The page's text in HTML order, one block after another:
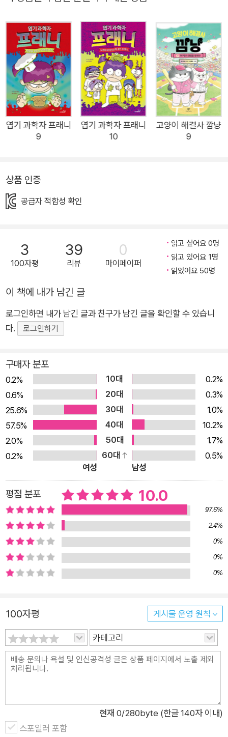
이책 센터에서 수여하는 ‘그리폰상’, ‘골든덕 과학도서상’을 수상
했을 뿐 아니라, 국제독서학회에서 추천하는 미국 아동 권장 도서
로도 선정된 바 있다. 몰입도를 높여 주는 심플한 그림과 채색, 프
래니가 만든 엽기적이지만 이유 있는 발명품들, 흥미로운 과학 실
험들은 어린이 독자들의 눈길을 사로잡기에 충분하다. 또한 속도
감 있는 흥미진진한 내용 전개로 ‘보는’ 그림책에서 ‘읽는’ 동화책
으로 넘어가는 시기의 어린이들에게 읽는 재미를 선사해 독서와
친근해지게 한다. <엽기 과학자 프래니>는 한번 만나는 순간 헤
어지기 싫은 친구, 아이들이 인정하는 매력적인 최고의 친구가 될
실험복을 즐겨 입고 머리도 늘 양 갈래로 질끈 묶는다. 엄마는 그
런 프래니에게 옷차림과 머리 모양을 조금만 더 신경 쓰면 모두
노력해왔던 것처럼 이번에도 엄마가 왜 외모 가꾸는 걸 좋아하는
지 알아내기 위해 엽기 실험을 시작한다. 하지만 그 과정에서 무
엇이든 쑥쑥 자라게 하는 약품을 발명하게 되고, 이 약으로 인해
욕심 많은 머리카락 괴물이 탄생한다. 닥치는 대로 먹어 치우는
당할 수 없는 일들이 벌어지고 만다. 있는 모습 그대로 존중하고
사랑할 줄 아는 프래니 프래니가 우연히 만들어 낸 머리카락 괴물
커지고 싶은 욕심에 눈이 멀어 프래니의 약을 훔치고 미용실과 동
물원을 돌아다니며 닥치는 대로 털을 먹어 치운다. 반면 프래니의
조수 이고르와 머리카락 조랑말은 곤경에 빠진 프래니를 도우려
다 머리카락 돼지에게 잡아먹히고 만다. 이번 이야기는 어린이 독
자들에게 다양한 생각거리를 전한다. 먼저 몸집이 커지려고 무엇
이든 닥치는 대로 집어삼키는 머리카락 괴물을 보며 ‘지나친 욕
심’에 대해 생각해 보게 된다. 누구든 크고 작은 욕심은 있게 마련
이다. 무엇을 잘해 보고 싶어 하는 좋은 욕심도 있지만, 대개는 자
신만을 생각하며 남의 것을 빼앗으려는 나쁜 욕심 때문에 문제가
생기곤 한다. 프래니가 만든 괴물을 보며 끊임없는 욕심의 끝은
결국 그 뜻을 이루지 못한 채 좋지 않은 결말을 가져온다는 것을
알게 된다. 또 하나는 프래니의 조수 이고르를 통해 누구든 ‘외모
로 그 사람의 가치를 판단해선 안 된다.’는 것을 알려 준다. 이고르
는 프래니와 곤경에 처한 시민들을 위해 물불을 가리지 않고 자신
의 모든 것을 내던짐으로써 누가 봐도 예쁜 개가 아니라는 편견을
깨고, 누구보다 멋지고 훌륭한 조수 겸 친구로 거듭난다. 외모를
고르를 보며 번지르르한 외모보다는 남을 먼저 생각하는 따뜻한
인 ‘실수’에 대한 것이다. 누구나 생각지 못한 실수를 하게 된다.
작은 실수는 스스로 해결할 수 있지만, 남에게 피해를 끼칠 정도
의 큰 실수는 돌이키기 쉽지 않을 때가 많다. 그래서 우리는 그런
을 인정할 뿐 아니라 피하지 않고 끝까지 최선을 다해 막으려 노
력한다. 그 모습은 우리에게 시작보다 마무리가 얼마나 중요한지
엽기 과학자 프래니
9
엽기 과학자 프래니
10
고양이 해결사 깜냥
9
상품 인증
공급자 적합성 확인
3
100자평
39
리뷰
0
마이페이퍼
읽고 싶어요 0명
읽고 있어요 1명
읽었어요 50명
이 책에 내가 남긴 글
로그인하면 내가 남긴 글과 친구가 남긴 글을 확인할 수 있습니
다.
로그인하기
구매자 분포
0.2% 10대
0.2%
0.6%
20대
0.3%
25.6%
30대
1.0%
57.5%
40대
10.2%
2.0%
50대
1.7%
0.2%
60대
0.5%
여성
남성
평점 분포 10.0
97.6%
2.4%
0%
0%
0%
100자평 게시물 운영 원칙
카테고리
현재 0/280byte (한글 140자 이내)
스포일러 포함